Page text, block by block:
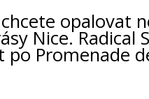
opalovat
Nice. Radical
po Promenade